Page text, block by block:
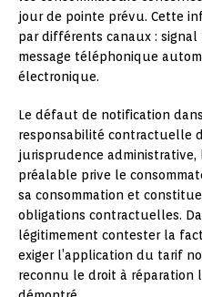
jour de pointe prévu. Cette
par différents canaux :
message téléphonique
électronique.
Le défaut de notification
responsabilité contractuelle
jurisprudence administrative,
préalable prive le
sa consommation et
obligations contractuelles.
légitimement contester la
exiger l’application du tarif
reconnu le droit à réparation